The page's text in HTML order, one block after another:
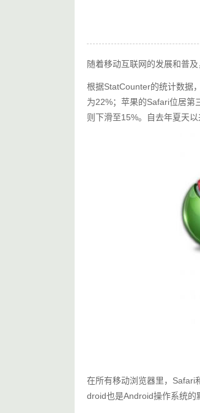
随着移动互联网的发展和普
根据StatCounter的统计数据
为22%；苹果的Safari位居第
则下滑至15%。自去年夏天
在所有移动浏览器里，Safari
droid也是Android操作系统的